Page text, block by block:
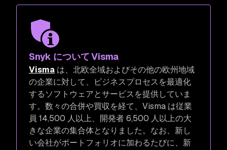
Snyk について Visma
Visma は、北欧全域およびその他の欧州地域
の企業に対して、ビジネスプロセスを最適化
するソフトウェアとサービスを提供していま
す。数々の合併や買収を経て、Visma は従業
員 14,500 人以上、開発者 6,500 人以上の大
きな企業の集合体となりました。なお、新し
い会社がポートフォリオに加わるたびに、新